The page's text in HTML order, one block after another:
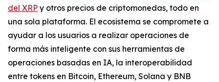
del XRP y otros precios de criptomonedas, todo en
una sola plataforma. El ecosistema se compromete a
ayudar a los usuarios a realizar operaciones de
forma más inteligente con sus herramientas de
operaciones basadas en IA, la interoperabilidad
entre tokens en Bitcoin, Ethereum, Solana y BNB